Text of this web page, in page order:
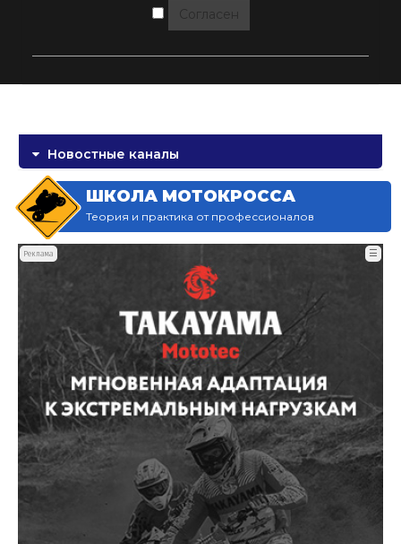
Согласен
Новостные каналы
ШКОЛА МОТОКРОССА
Теория и практика от профессионалов
Реклама ☰